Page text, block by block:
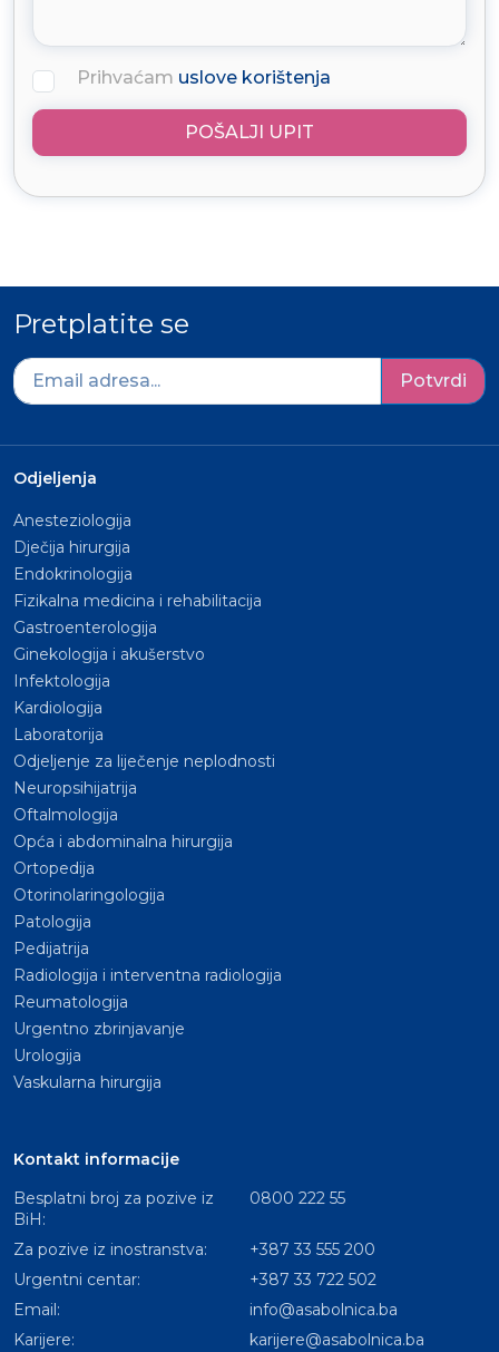
Prihvaćam uslove korištenja
POŠALJI UPIT
Pretplatite se
Potvrdi
Odjeljenja
Anesteziologija
Dječija hirurgija
Endokrinologija
Fizikalna medicina i rehabilitacija
Gastroenterologija
Ginekologija i akušerstvo
Infektologija
Kardiologija
Laboratorija
Odjeljenje za liječenje neplodnosti
Neuropsihijatrija
Oftalmologija
Opća i abdominalna hirurgija
Ortopedija
Otorinolaringologija
Patologija
Pedijatrija
Radiologija i interventna radiologija
Reumatologija
Urgentno zbrinjavanje
Urologija
Vaskularna hirurgija
Kontakt informacije
Besplatni broj za pozive iz
BiH:
0800 222 55
Za pozive iz inostranstva:
+387 33 555 200
Urgentni centar:
+387 33 722 502
Email:
info@asabolnica.ba
Karijere:
karijere@asabolnica.ba